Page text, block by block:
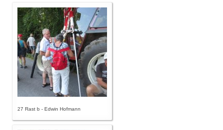
27 Rast b - Edwin Hofmann